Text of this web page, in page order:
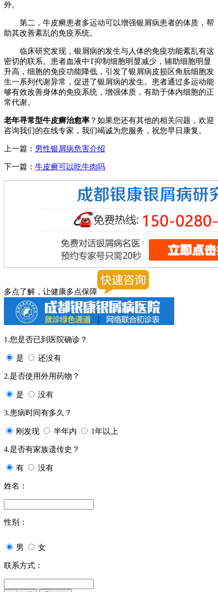
外。
第二，牛皮癣患者多运动可以增强银屑病患者的体质，帮
助其改善紊乱的免疫系统。
临床研究发现，银屑病的发生与人体的免疫功能紊乱有这
密切的联系。患者血液中T抑制细胞明显减少，辅助细胞明显
升高，细胞的免疫功能降低，引发了银屑病皮损区角朊细胞发
生一系列代谢异常，促进了银屑病的发生。患者通过多运动能
够有效改善身体的免疫系统，增强体质，有助于体内细胞的正
常代谢。
老年寻常型牛皮癣治愈率 ？如果您还有其他的相关问题，欢迎
咨询我们的在线专家，我们竭诚为您服务，祝您早日康复。
上一篇： 男性银屑病危害介绍
下一篇： 牛皮癣可以吃牛肉吗
多点了解，让健康多点保障
1.您是否已到医院确诊？
是 还没有
2.是否使用外用药物？
是 没有
3.患病时间有多久？
刚发现 半年内 1年以上
4.是否有家族遗传史？
有 没有
姓名：
性别：
男 女
联系方式：